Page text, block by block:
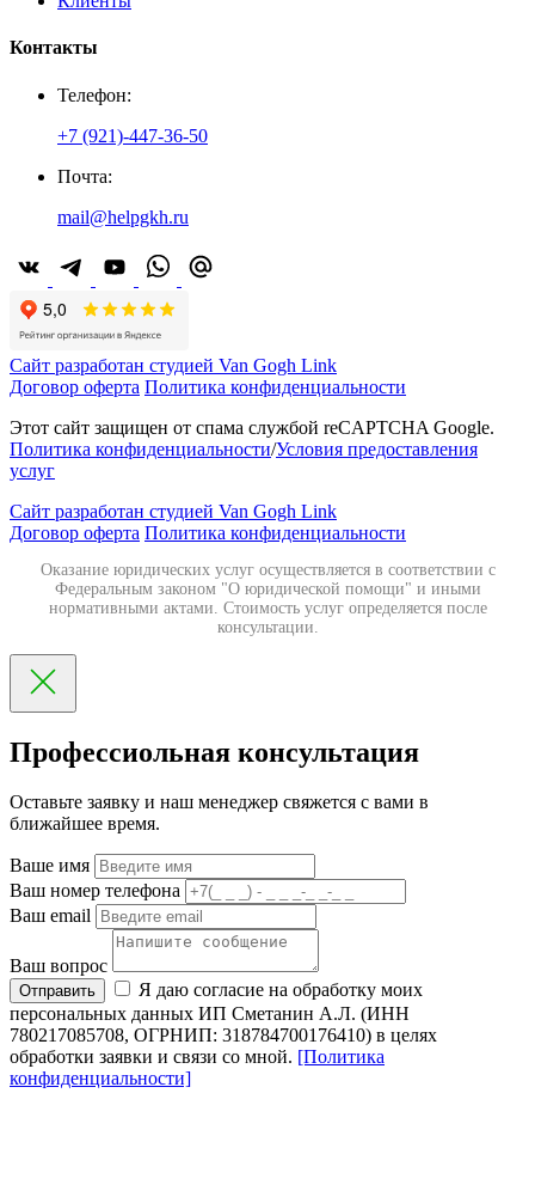
Контакты
Телефон:
+7 (921)-447-36-50
Почта:
mail@helpgkh.ru
Сайт разработан студией Van Gogh Link
Договор оферта Политика конфиденциальности
Этот сайт защищен от спама службой reCAPTCHA Google.
Политика конфиденциальности/Условия предоставления
услуг
Сайт разработан студией Van Gogh Link
Договор оферта Политика конфиденциальности
Оказание юридических услуг осуществляется в соответствии с
Федеральным законом "О юридической помощи" и иными
нормативными актами. Стоимость услуг определяется после
консультации.
Профессиольная консультация
Оставьте заявку и наш менеджер свяжется с вами в
ближайшее время.
Ваше имя
Ваш номер телефона
Ваш email
Ваш вопрос
Отправить
Я даю согласие на обработку моих
персональных данных ИП Сметанин А.Л. (ИНН
780217085708, ОГРНИП: 318784700176410) в целях
обработки заявки и связи со мной. [Политика
конфиденциальности]